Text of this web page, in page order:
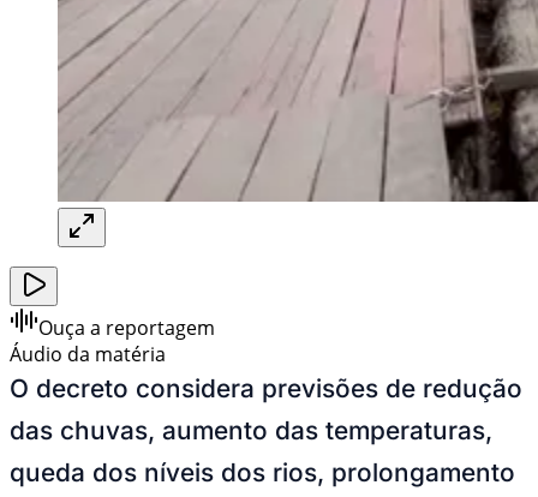
Ouça a reportagem
Áudio da matéria
O decreto considera previsões de redução
das chuvas, aumento das temperaturas,
queda dos níveis dos rios, prolongamento